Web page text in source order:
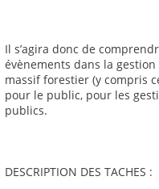
Il s’agira donc de
évènements dans la
massif forestier (y compris
pour le public, pour les
publics.
DESCRIPTION DES TACHES :